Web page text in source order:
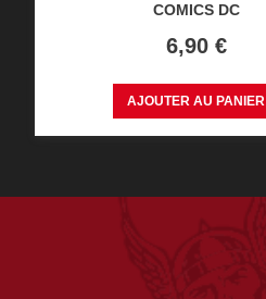
COMICS DC
Prix
6,90 €
AJOUTER AU PANIER